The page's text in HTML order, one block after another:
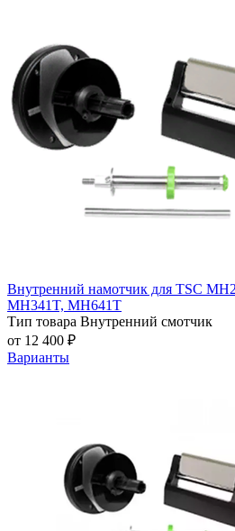
Внутренний намотчик для TSC
MH341T, MH641T
Тип товара Внутренний смотчик
от 12 400 ₽
Варианты